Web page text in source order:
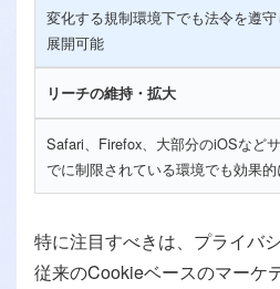
変化する規制環境下でも法令を遵
展開可能
リーチの維持・拡大
Safari、Firefox、大部分のiOSなど
でに制限されている環境でも効果
特に注目すべきは、プライバ
従来のCookieベースのマーケ